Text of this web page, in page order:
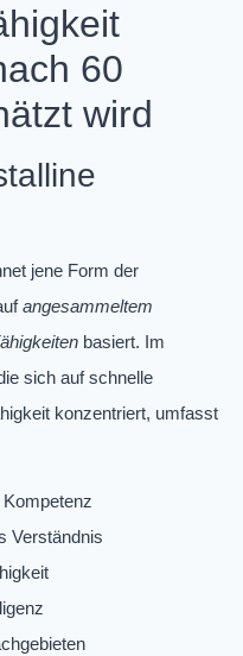
60
wird
jene Form der
angesammeltem
basiert. Im
sich auf schnelle
konzentriert, umfasst
Verständnis